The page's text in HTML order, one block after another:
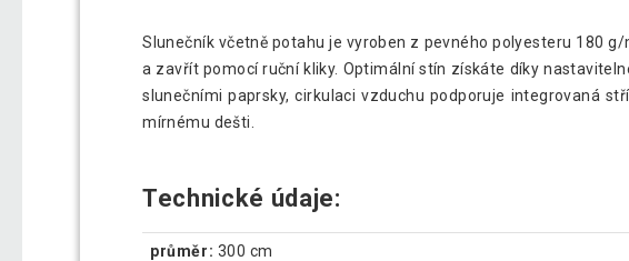
Slunečník včetně potahu je vyroben z pevného polyesteru 180
a zavřít pomocí ruční kliky. Optimální stín získáte díky
slunečními paprsky, cirkulaci vzduchu podporuje integrovaná
mírnému dešti.
Technické údaje:
průměr: 300 cm